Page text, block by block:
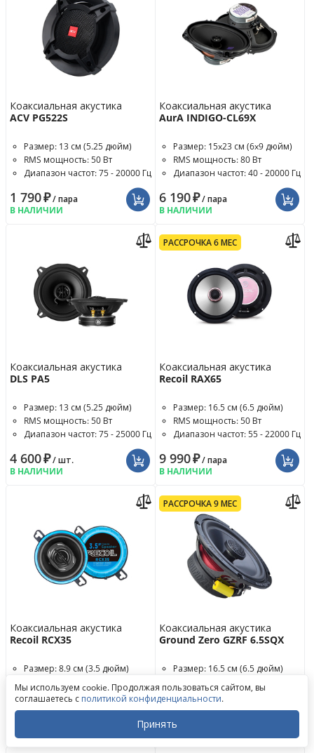
Коаксиальная акустика
ACV PG522S
Размер: 13 см (5.25 дюйм)
RMS мощность: 50 Вт
Диапазон частот: 75 - 20000 Гц
1 790₽/ пара
В НАЛИЧИИ
Коаксиальная акустика
AurA INDIGO-CL69X
Размер: 15x23 см (6x9 дюйм)
RMS мощность: 80 Вт
Диапазон частот: 40 - 20000 Гц
6 190₽/ пара
В НАЛИЧИИ
Коаксиальная акустика
DLS PA5
Размер: 13 см (5.25 дюйм)
RMS мощность: 50 Вт
Диапазон частот: 75 - 25000 Гц
4 600₽/ шт.
В НАЛИЧИИ
РАССРОЧКА 6 МЕС
Коаксиальная акустика
Recoil RAX65
Размер: 16.5 см (6.5 дюйм)
RMS мощность: 50 Вт
Диапазон частот: 55 - 22000 Гц
9 990₽/ пара
В НАЛИЧИИ
Коаксиальная акустика
Recoil RCX35
Размер: 8.9 см (3.5 дюйм)
RMS мощность: 40 Вт
Диапазон частот: 175 - 20000
РАССРОЧКА 9 МЕС
Коаксиальная акустика
Ground Zero GZRF 6.5SQX
Размер: 16.5 см (6.5 дюйм)
RMS мощность: 100 Вт
Диапазон частот: 50 - 24000 Гц
15 990
Обратный звонок
Написать в ВКонтакте
Написать в MAX
Мы используем cookie. Продолжая пользоваться сайтом, вы
соглашаетесь с политикой конфиденциальности.
Принять